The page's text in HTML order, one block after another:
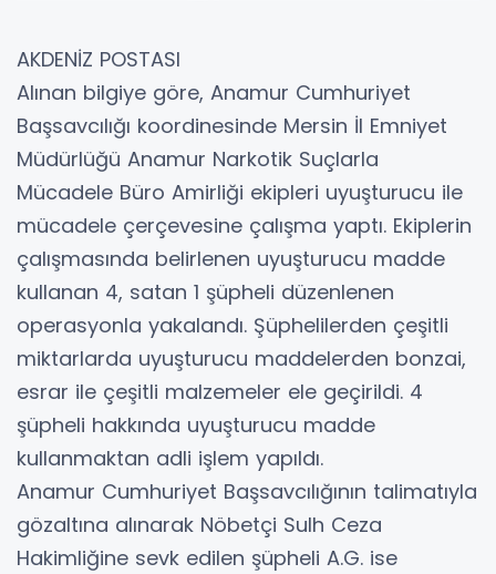
AKDENİZ POSTASI
Alınan bilgiye göre, Anamur Cumhuriyet
Başsavcılığı koordinesinde Mersin İl Emniyet
Müdürlüğü Anamur Narkotik Suçlarla
Mücadele Büro Amirliği ekipleri uyuşturucu ile
mücadele çerçevesine çalışma yaptı. Ekiplerin
çalışmasında belirlenen uyuşturucu madde
kullanan 4, satan 1 şüpheli düzenlenen
operasyonla yakalandı. Şüphelilerden çeşitli
miktarlarda uyuşturucu maddelerden bonzai,
esrar ile çeşitli malzemeler ele geçirildi. 4
şüpheli hakkında uyuşturucu madde
kullanmaktan adli işlem yapıldı.
Anamur Cumhuriyet Başsavcılığının talimatıyla
gözaltına alınarak Nöbetçi Sulh Ceza
Hakimliğine sevk edilen şüpheli A.G. ise